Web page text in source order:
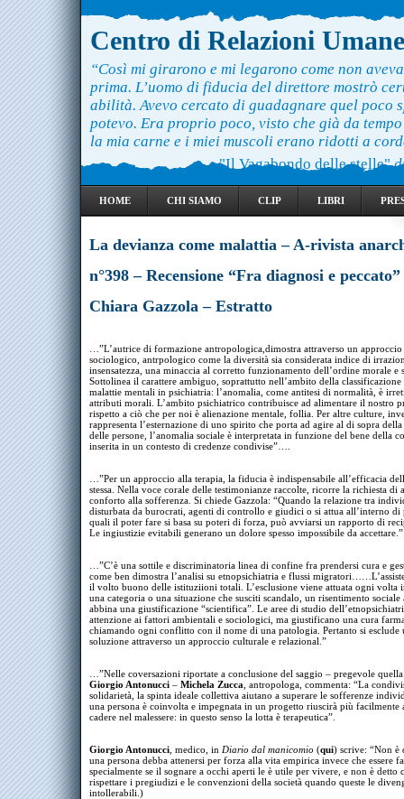
Centro di Relazioni Umane
“Così mi girarono e mi legarono come non
prima. L’uomo di fiducia del direttore mostrò
abilità. Avevo cercato di guadagnare quel poco
potevo. Era proprio poco, visto che già da
la mia carne e i miei muscoli erano ridotti a
"Il Vagabondo delle stelle"
HOME CHI SIAMO CLIP LIBRI
La devianza come malattia – A-rivista
n°398 – Recensione “Fra diagnosi e
Chiara Gazzola – Estratto
…”L’autrice di formazione antropologica,dimostra attraverso un
sociologico, antrpologico come la diversità sia considerata indice di
insensatezza, una minaccia al corretto funzionamento dell’ordine morale e
Sottolinea il carattere ambiguo, soprattutto nell’ambito della classificazione
malattie mentali in psichiatria: l’anomalia, come antitesi di normalità, è
attributi morali. L’ambito psichiatrico contribuisce ad alimentare il nostro
rispetto a ciò che per noi è alienazione mentale, follia. Per altre culture,
rappresenta l’esternazione di uno spirito che porta ad agire al di sopra
delle persone, l’anomalia sociale è interpretata in funzione del bene della
inserita in un contesto di credenze condivise”….
…”Per un approccio alla terapia, la fiducia è indispensabile all’efficacia
stessa. Nella voce corale delle testimonianze raccolte, ricorre la richiesta di
conforto alla sofferenza. Si chiede Gazzola: “Quando la relazione tra
disturbata da burocrati, agenti di controllo e giudici o si attua all’interno di
quali il poter fare si basa su poteri di forza, può avviarsi un rapporto di
Le ingiustizie evitabili generano un dolore spesso impossibile da accettare.”
…”C’è una sottile e discriminatoria linea di confine fra prendersi cura e
come ben dimostra l’analisi su etnopsichiatria e flussi
il volto buono delle istituziioni totali. L’esclusione viene attuata ogni volta
una categoria o una situazione che susciti scandalo, un risentimento sociale
abbina una giustificazione “scientifica”. Le aree di studio
attenzione ai fattori ambientali e sociologici, ma giustificano una cura
chiamando ogni conflitto con il nome di una patologia. Pertanto si esclude
soluzione attraverso un approccio culturale e relazional.”
…”Nelle coversazioni riportate a conclusione del saggio – pregevole
Giorgio Antonucci – Michela Zucca , antropologa, commenta: “La
solidarietà, la spinta ideale collettiva aiutano a superare le sofferenze
una persona è coinvolta e impegnata in un progetto riuscirà più facilmente
cadere nel malessere: in questo senso la lotta è terapeutica”.
Giorgio Antonucci , medico, in Diario dal manicomio (qui) scrive: “Non è
una persona debba attenersi per forza alla vita empirica invece che essere
specialmente se il sognare a occhi aperti le è utile per vivere, e non è detto
rispettare i pregiudizi e le convenzioni della società quando queste le
intollerabili.)